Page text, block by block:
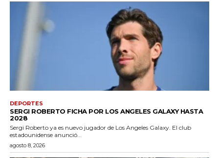
DEPORTES
SERGI ROBERTO FICHA POR LOS ANGELES GALAXY HASTA
2028
Sergi Roberto ya es nuevo jugador de Los Angeles Galaxy. El club
estadounidense anunció...
agosto 8, 2026